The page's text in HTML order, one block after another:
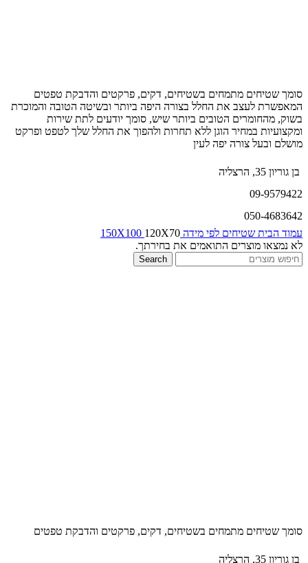
סומך שטיחים מתמחים בשטיחים, דקים, פרקטים והדבקת טפטים
המאפשרת לעצב את החלל בצורה היפה ביותר ובשיטה הטובה והמוכרת
בשוק, מהחומרים הטובים ביותר שיש, סומך יודעים לתת שירות
ומקצועיות במחיר הוגן ללא תחרות ולהפוך את החלל שלך לטפט ופרקט
מושלם ובעל צורה יפה לעין
בן גוריון 35, הרצליה
09-9579422
050-4683642
עמוד הבית שטיחים לפי מידה 150X100 120X70
לא נמצאו מוצרים התואמים את בחירתך.
Search
סומך שטיחים מתמחים בשטיחים, דקים, פרקטים והדבקת טפטים
בן גוריון 35, הרצליה